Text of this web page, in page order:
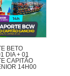
BETO
DIA + 01
CAPITÃO
14H00